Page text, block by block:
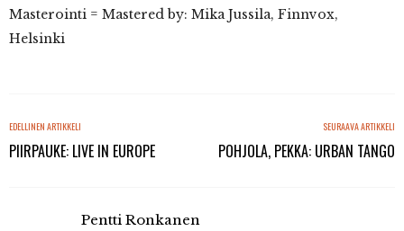
Masterointi = Mastered by: Mika Jussila, Finnvox,
Helsinki
EDELLINEN ARTIKKELI
PIIRPAUKE: LIVE IN EUROPE
SEURAAVA ARTIKKELI
POHJOLA, PEKKA: URBAN TANGO
Pentti Ronkanen